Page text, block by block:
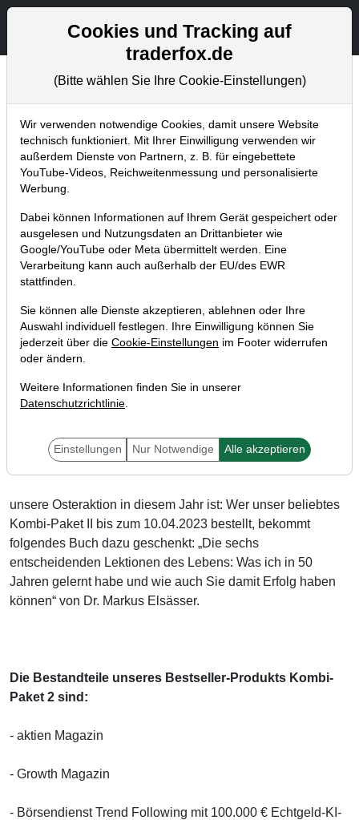
Aktien- und Artikelsuche
Aktuelles
Home Blog Aktuelles
TraderFox-Osteraktion: Trader-
Zeitung und ein Buchgeschenk!
09.04.2023 um 17:24 Uhr | TraderFox GmbH
unsere Osteraktion in diesem Jahr ist: Wer unser beliebtes
Kombi-Paket II bis zum 10.04.2023 bestellt, bekommt
folgendes Buch dazu geschenkt: „Die sechs
entscheidenden Lektionen des Lebens: Was ich in 50
Jahren gelernt habe und wie auch Sie damit Erfolg haben
können“ von Dr. Markus Elsässer.
Die Bestandteile unseres Bestseller-Produkts Kombi-
Paket 2 sind:
- aktien Magazin
- Growth Magazin
- Börsendienst Trend Following mit 100.000 € Echtgeld-KI-
Cookies und Tracking auf
traderfox.de
(Bitte wählen Sie Ihre Cookie-Einstellungen)
Wir verwenden notwendige Cookies, damit unsere Website
technisch funktioniert. Mit Ihrer Einwilligung verwenden wir
außerdem Dienste von Partnern, z. B. für eingebettete
YouTube-Videos, Reichweitenmessung und personalisierte
Werbung.
Dabei können Informationen auf Ihrem Gerät gespeichert oder
ausgelesen und Nutzungsdaten an Drittanbieter wie
Google/YouTube oder Meta übermittelt werden. Eine
Verarbeitung kann auch außerhalb der EU/des EWR
stattfinden.
Sie können alle Dienste akzeptieren, ablehnen oder Ihre
Auswahl individuell festlegen. Ihre Einwilligung können Sie
jederzeit über die Cookie-Einstellungen im Footer widerrufen
oder ändern.
Weitere Informationen finden Sie in unserer
Datenschutzrichtlinie.
Einstellungen Nur Notwendige Alle akzeptieren